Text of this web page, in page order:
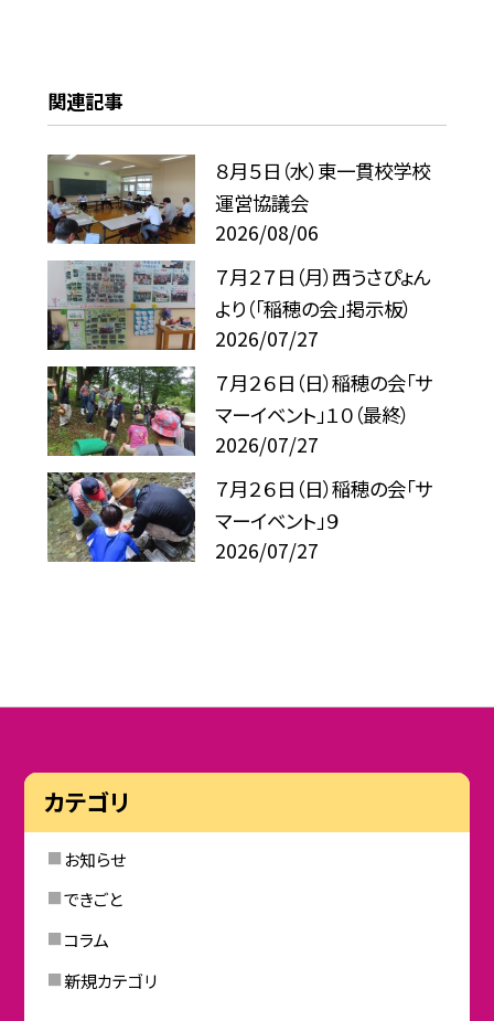
関連記事
８月５日（水）東一貫校学校
運営協議会
2026/08/06
７月２７日（月）西うさぴょん
より（「稲穂の会」掲示板）
2026/07/27
７月２６日（日）稲穂の会「サ
マーイベント」１０（最終）
2026/07/27
７月２６日（日）稲穂の会「サ
マーイベント」９
2026/07/27
カテゴリ
お知らせ
できごと
コラム
新規カテゴリ